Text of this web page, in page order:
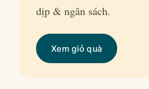
dịp & ngân sách.
Xem giỏ quà